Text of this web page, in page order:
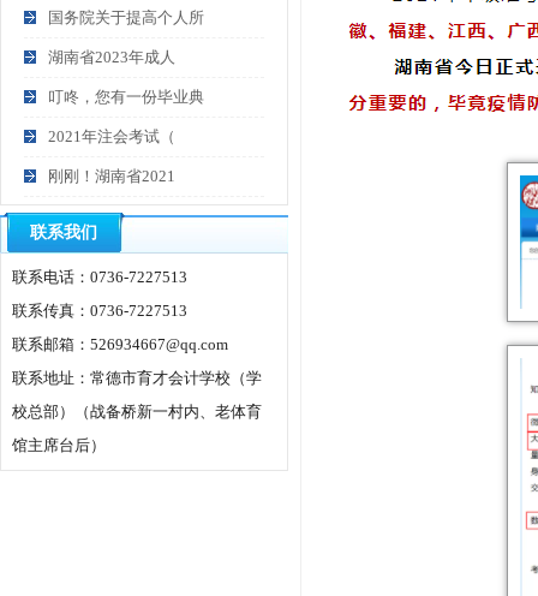
国务院关于提高个人所
湖南省2023年成人
叮咚，您有一份毕业典
2021年注会考试（
刚刚！湖南省2021
联系我们
联系电话：0736-7227513
联系传真：0736-7227513
联系邮箱：526934667@qq.com
联系地址：常德市育才会计学校（学
校总部）（战备桥新一村内、老体育
馆主席台后）